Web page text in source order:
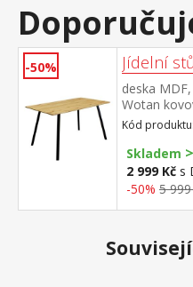
-50% Jídelní
deska
Wotan
provedení
Kód
Skladem >
2 999 Kč s
-50% 5